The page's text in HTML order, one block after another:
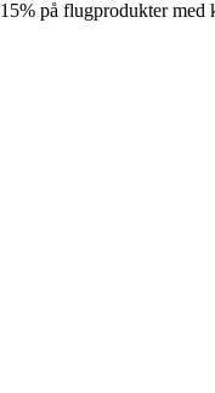
15% på flugprodukter med